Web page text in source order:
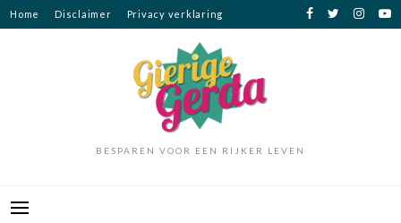
Ga
naar
Home Disclaimer Privacy verklaring
BESPAREN VOOR EEN RIJKER LEVEN